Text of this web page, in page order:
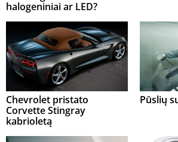
halogeniniai ar LED?
Chevrolet pristato
Corvette Stingray
kabrioletą
Pūslių